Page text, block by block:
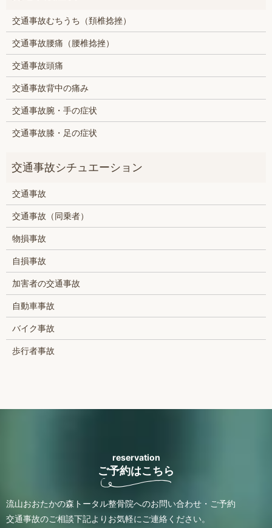
交通事故むちうち（頚椎捻挫）
交通事故腰痛（腰椎捻挫）
交通事故頭痛
交通事故背中の痛み
交通事故腕・手の症状
交通事故膝・足の症状
交通事故
交通事故（同乗者）
物損事故
自損事故
加害者の交通事故
自動車事故
バイク事故
歩行者事故
reservation
ご予約はこちら
流山おおたかの森トータル整骨院へのお問い合わせ・ご予約
交通事故のご相談下記よりお気軽にご連絡ください。